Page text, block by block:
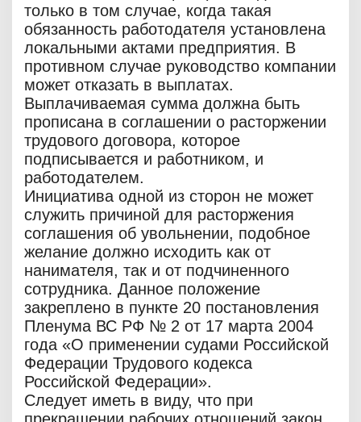
только в том случае, когда такая
обязанность работодателя установлена
локальными актами предприятия. В
противном случае руководство компании
может отказать в выплатах.
Выплачиваемая сумма должна быть
прописана в соглашении о расторжении
трудового договора, которое
подписывается и работником, и
работодателем.
Инициатива одной из сторон не может
служить причиной для расторжения
соглашения об увольнении, подобное
желание должно исходить как от
нанимателя, так и от подчиненного
сотрудника. Данное положение
закреплено в пункте 20 постановления
Пленума ВС РФ № 2 от 17 марта 2004
года «О применении судами Российской
Федерации Трудового кодекса
Российской Федерации».
Следует иметь в виду, что при